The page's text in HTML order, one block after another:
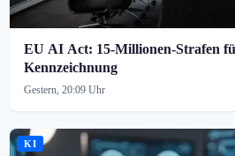
EU AI Act: 15-Millionen-Strafen
Kennzeichnung
Gestern, 20:09 Uhr
KI